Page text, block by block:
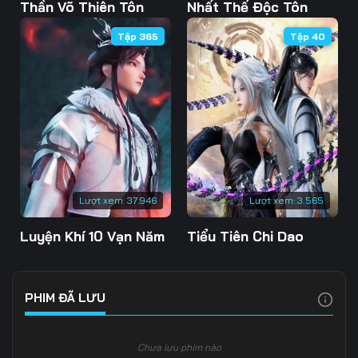
Tập 103 Tập 104 Tập 105
Tập 106 Tập 107 Tập 108
Tập 109 Tập 110 Tập 111
Tập 112 Tập 113 Tập 114
Tập 115 Tập 116 Tập 117
Tập 118 Tập 119 Tập 120
Tập 121 Tập 122 Tập 123
Thần Võ Thiên Tôn Nhất Thế Độc Tôn
Lượt xem: 37.946
Tập 365
Luyện Khí 10 Vạn Năm
Lượt xem: 3.565
Tập 40
Tiểu Tiên Chi Dao
PHIM ĐÃ LƯU
Chưa lưu phim nào